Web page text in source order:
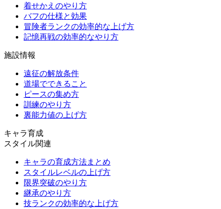
着せかえのやり方
バフの仕様と効果
冒険者ランクの効率的な上げ方
記憶再戦の効率的なやり方
施設情報
遠征の解放条件
道場でできること
ピースの集め方
訓練のやり方
裏能力値の上げ方
キャラ育成
スタイル関連
キャラの育成方法まとめ
スタイルレベルの上げ方
限界突破のやり方
継承のやり方
技ランクの効率的な上げ方